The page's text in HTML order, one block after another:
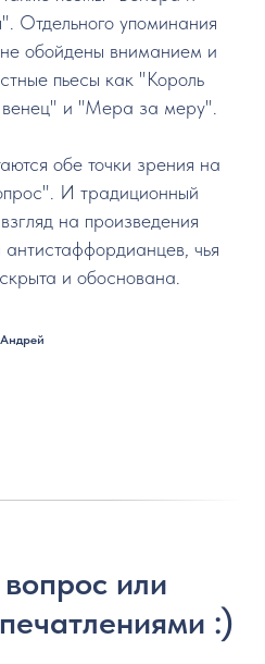
Отдельного упоминания
не обойдены вниманием и
пьесы как "Король
и "Мера за меру".
обе точки зрения на
И традиционный
на произведения
чья
и обоснована.
Андрей
или
:)